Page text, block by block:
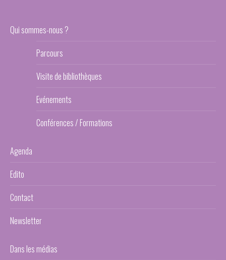
Qui sommes-nous ?
Parcours
Visite de bibliothèques
Evénements
Conférences / Formations
Agenda
Edito
Contact
Newsletter
Dans les médias